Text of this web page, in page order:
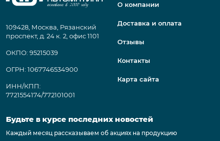
109428, Москва, Рязанский
проспект, д. 24 к. 2, офис 1101
ОКПО: 95215039
ОГРН: 1067746534900
ИНН/КПП:
7721554174/772101001
О компании
Доставка и оплата
Отзывы
Контакты
Карта сайта
Будьте в курсе последних новостей
Каждый месяц рассказываем об акциях на продукцию